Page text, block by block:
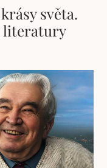
světa.
literatury